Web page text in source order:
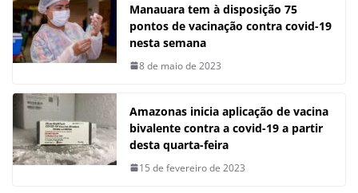
Manauara tem à disposição 75
pontos de vacinação contra covid-19
nesta semana
8 de maio de 2023
Amazonas inicia aplicação de vacina
bivalente contra a covid-19 a partir
desta quarta-feira
15 de fevereiro de 2023